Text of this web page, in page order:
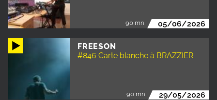
90 mn 05/06/2026
FREESON
#846 Carte blanche à BRAZZIER
90 mn 29/05/2026